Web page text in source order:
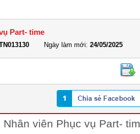
Part- time
Ngày làm mới: 24/05/2025
Nhân viên Phục vụ Part-